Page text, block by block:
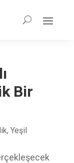
Bir
, Yeşil